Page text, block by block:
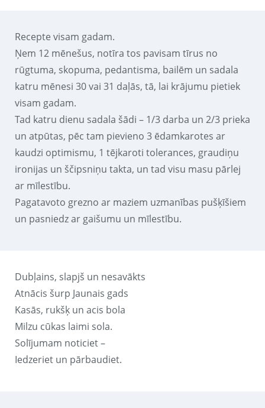
Recepte visam gadam.
Ņem 12 mēnešus, notīra tos pavisam tīrus no
rūgtuma, skopuma, pedantisma, bailēm un sadala
katru mēnesi 30 vai 31 daļās, tā, lai krājumu pietiek
visam gadam.
Tad katru dienu sadala šādi – 1/3 darba un 2/3 prieka
un atpūtas, pēc tam pievieno 3 ēdamkarotes ar
kaudzi optimismu, 1 tējkaroti tolerances, graudiņu
ironijas un ščipsniņu takta, un tad visu masu pārlej
ar mīlestību.
Pagatavoto grezno ar maziem uzmanības pušķīšiem
un pasniedz ar gaišumu un mīlestību.
Dubļains, slapjš un nesavākts
Atnācis šurp Jaunais gads
Kasās, rukšķ un acis bola
Milzu cūkas laimi sola.
Solījumam noticiet –
Iedzeriet un pārbaudiet.